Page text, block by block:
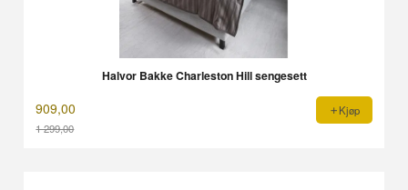
Halvor Bakke Charleston Hill sengesett
909,00
1 299,00
Kjøp